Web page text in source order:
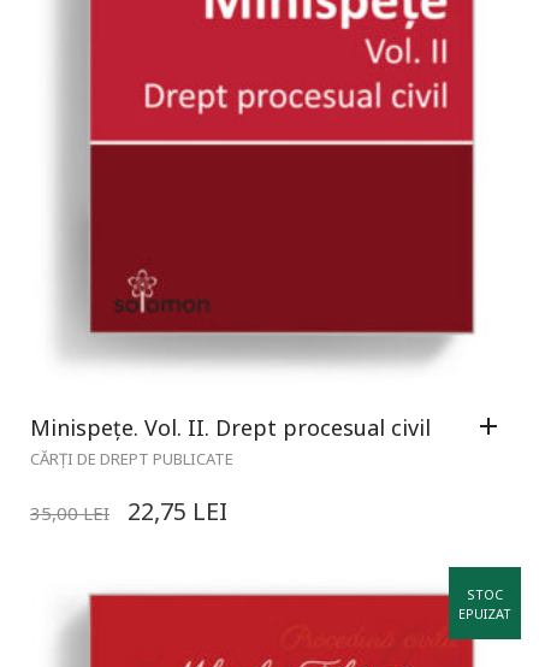
Minispețe. Vol. II. Drept procesual civil
CĂRȚI DE DREPT PUBLICATE
35,00LEI 22,75 LEI
STOC
EPUIZAT